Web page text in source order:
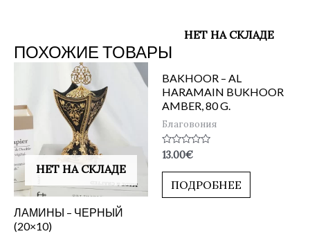
ПОХОЖИЕ ТОВАРЫ
НЕТ НА СКЛАДЕ
ЛАМИНЫ – ЧЕРНЫЙ
(20×10)
НЕТ НА СКЛАДЕ
BAKHOOR – AL
HARAMAIN BUKHOOR
AMBER, 80 G.
Благовония
Оценка
0
из
13.00€
ПОДРОБНЕЕ